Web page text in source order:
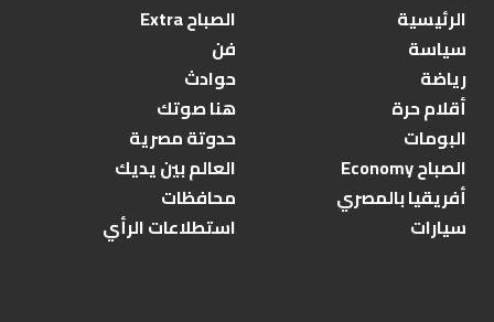
الرئيسية
الصباح Extra
سياسة
فن
رياضة
حوادث
أقلام حرة
هنا صوتك
البومات
حدوتة مصرية
الصباح Economy
العالم بين يديك
أفريقيا بالمصري
محافظات
سيارات
استطلاعات الرأي